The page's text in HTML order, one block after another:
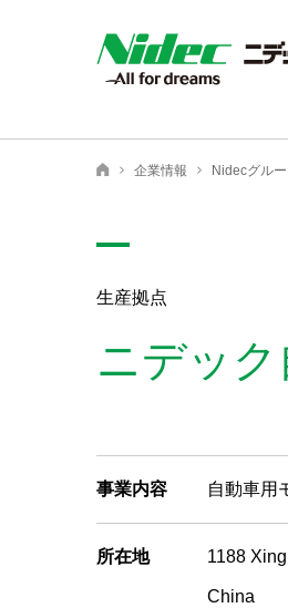
ニデック株式会社
企業情報 Nidecグル
生産拠点
ニデッ
事業内容 自動車用
所在地 1188
China